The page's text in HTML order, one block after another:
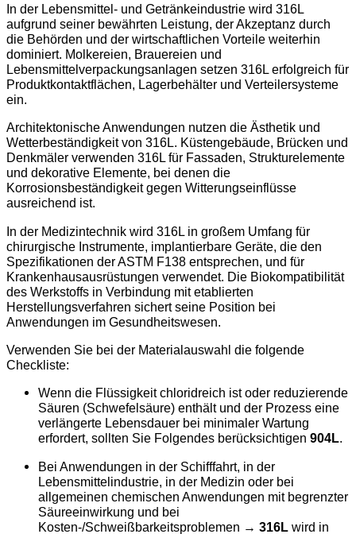
In der Lebensmittel- und Getränkeindustrie wird 316L
aufgrund seiner bewährten Leistung, der Akzeptanz durch
die Behörden und der wirtschaftlichen Vorteile weiterhin
dominiert. Molkereien, Brauereien und
Lebensmittelverpackungsanlagen setzen 316L erfolgreich für
Produktkontaktflächen, Lagerbehälter und Verteilersysteme
ein.
Architektonische Anwendungen nutzen die Ästhetik und
Wetterbeständigkeit von 316L. Küstengebäude, Brücken und
Denkmäler verwenden 316L für Fassaden, Strukturelemente
und dekorative Elemente, bei denen die
Korrosionsbeständigkeit gegen Witterungseinflüsse
ausreichend ist.
In der Medizintechnik wird 316L in großem Umfang für
chirurgische Instrumente, implantierbare Geräte, die den
Spezifikationen der ASTM F138 entsprechen, und für
Krankenhausausrüstungen verwendet. Die Biokompatibilität
des Werkstoffs in Verbindung mit etablierten
Herstellungsverfahren sichert seine Position bei
Anwendungen im Gesundheitswesen.
Verwenden Sie bei der Materialauswahl die folgende
Checkliste:
Wenn die Flüssigkeit chloridreich ist oder reduzierende
Säuren (Schwefelsäure) enthält und der Prozess eine
verlängerte Lebensdauer bei minimaler Wartung
erfordert, sollten Sie Folgendes berücksichtigen 904L.
Bei Anwendungen in der Schifffahrt, in der
Lebensmittelindustrie, in der Medizin oder bei
allgemeinen chemischen Anwendungen mit begrenzter
Säureeinwirkung und bei
Kosten-/Schweißbarkeitsproblemen → 316L wird in